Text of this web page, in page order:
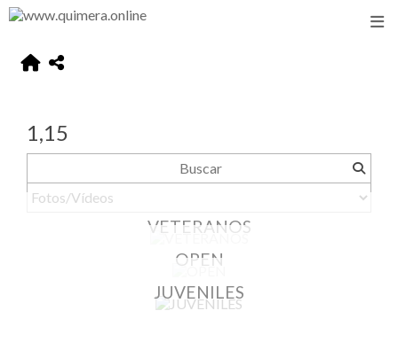
1,15
VETERANOS
OPEN
JUVENILES